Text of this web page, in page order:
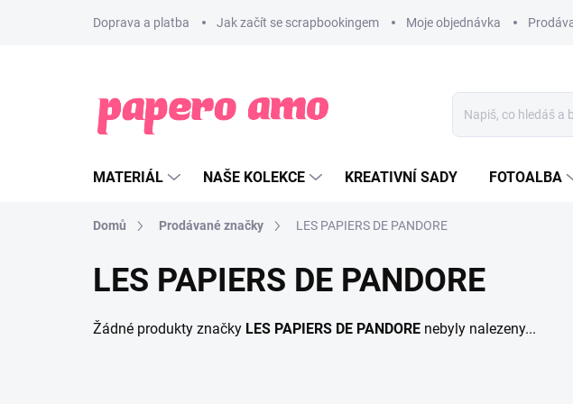
Doprava a platba Jak začít se scrapbookingem Moje objednávka
MATERIÁL NAŠE KOLEKCE KREATIVNÍ SADY FOTOALBA
Domů Prodávané značky LES PAPIERS DE PANDORE
LES PAPIERS DE PANDORE
Žádné produkty značky LES PAPIERS DE PANDORE nebyly nalezeny...